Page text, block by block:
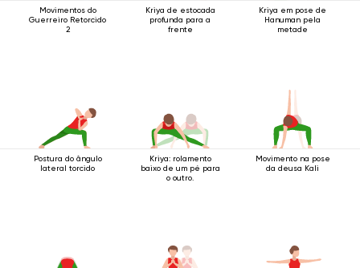
Movimentos do
Guerreiro Retorcido
2
Kriya de estocada
profunda para a
frente
Kriya em pose de
Hanuman pela
metade
Postura do ângulo
lateral torcido
Kriya: rolamento
baixo de um pé para
o outro.
Movimento na pose
da deusa Kali